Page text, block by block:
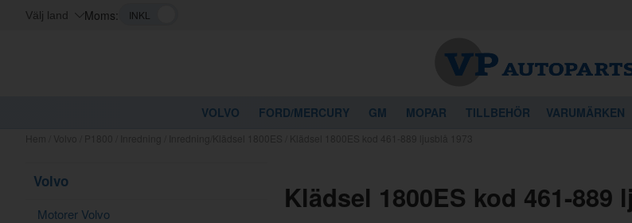
Välj land Moms:
VOLVO FORD/MERCURY GM MOPAR TILLBEHÖR VARUMÄRKEN
Volvo
Motorer Volvo
Klädsel 1800ES kod 461-889